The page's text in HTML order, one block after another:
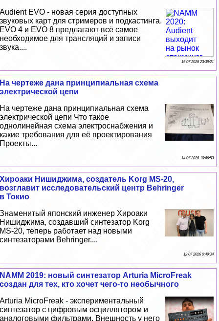
Audient EVO - новая серия доступных
звуковых карт для стримеров и подкастинга.
EVO 4 и EVO 8 предлагают всё самое
необходимое для трaнcляций и записи
звука....
16 07 2026 23:39:21
На чертеже дана принципиальная схема
электрической цепи
На чертеже дана принципиальная схема
электрической цепи Что такое
однолинейная схема электроснабжения и
какие требования для её проектирования
Проекты...
14 07 2026 10:46:53
Хироаки Нишиджима, создатель Korg MS-20,
возглавит исследовательский центр Behringer
в Токио
Знаменитый японский инженер Хироаки
Нишиджима, создавший синтезатор Korg
MS-20, теперь работает над новыми
синтезаторами Behringer....
12 07 2026 0:49:34
NAMM 2019: новый синтезатор Arturia MicroFreak
создан для тех, кто хочет чего-то необычного
Arturia MicroFreak - экспериментальный
синтезатор с цифровым осциллятором и
аналоговыми фильтрами. Внешность у него